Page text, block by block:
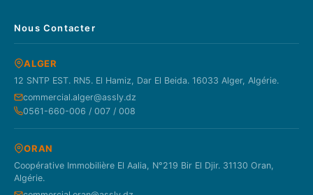
Nous Contacter
ALGER
12 SNTP EST. RN5. El Hamiz, Dar El Beida. 16033 Alger, Algérie.
commercial.alger@assly.dz
0561-660-006 / 007 / 008
ORAN
Coopérative Immobilière El Aalia, N°219 Bir El Djir. 31130 Oran,
Algérie.